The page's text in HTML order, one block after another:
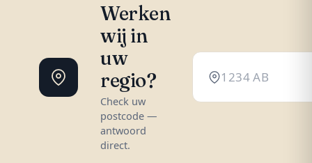
Werken
wij in
uw
regio?
Check uw
postcode —
antwoord
direct.